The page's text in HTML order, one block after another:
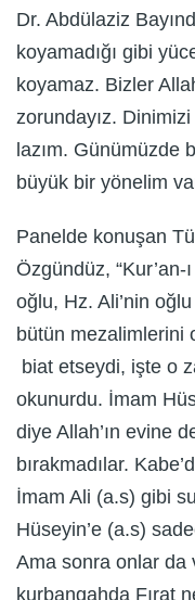
Dr. Abdülaziz
koyamadığı gibi
koyamaz. Bizler
zorundayız.
lazım. Günümüzde
büyük bir yönelim
Panelde konuşan
Özgündüz, “Kur’an-
oğlu, Hz. Ali’nin
bütün mezalimlerini
biat etseydi, işte o
okunurdu. İmam
diye Allah’ın evine
bırakmadılar.
İmam Ali (a.s) gibi
Hüseyin’e (a.s)
Ama sonra onlar da
kurbangahda Fırat